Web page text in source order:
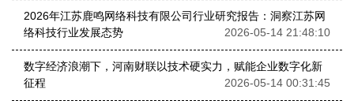
2026年江苏鹿鸣网络科技有限公司行业研究报告：洞察江苏网
络科技行业发展态势
2026-05-14 21:48:10
数字经济浪潮下，河南财联以技术硬实力，赋能企业数字化新
征程
2026-05-14 00:31:45